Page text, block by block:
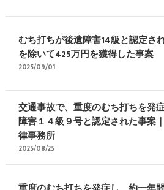
むち打ちが後遺障害14級と認定さ
を除いて425万円を獲得した事案
2025/09/01
交通事故で、重度のむち打ちを発
障害１４級９号と認定された事案
律事務所
2025/08/25